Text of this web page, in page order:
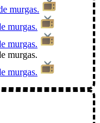
murgas.
murgas.
murgas.
murgas.
murgas.